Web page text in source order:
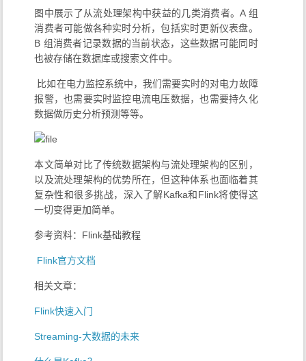
图中展示了从流处理架构中获益的几类消费者。A 组
消费者可能做各种实时分析，包括实时更新仪表盘。
B 组消费者记录数据的当前状态，这些数据可能同时
也被存储在数据库或搜索文件中。
​ 比如在电力监控系统中，我们需要实时的对电力故障
报警，也需要实时监控电流电压数据，也需要持久化
数据做历史分析预测等等。
本文简单对比了传统数据架构与流处理架构的区别，
以及流处理架构的优势所在，但这种体系也面临着其
复杂性和很多挑战，深入了解Kafka和Flink将使得这
一切变得更加简单。
参考资料：Flink基础教程
Flink官方文档
相关文章：
Flink快速入门
Streaming-大数据的未来